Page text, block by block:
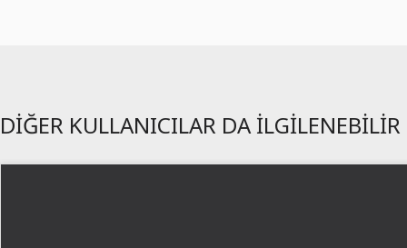
DIĞER KULLANICILAR DA ILGILENEBILIR